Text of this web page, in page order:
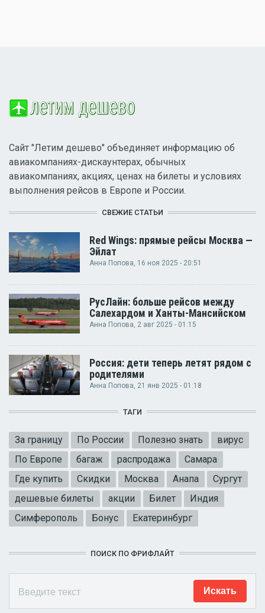
Сайт "Летим дешево" объединяет информацию об
авиакомпаниях-дискаунтерах, обычных
авиакомпаниях, акциях, ценах на билеты и условиях
выполнения рейсов в Европе и России.
СВЕЖИЕ СТАТЬИ
Red Wings: прямые рейсы Москва —
Эйлат
Анна Попова, 16 ноя 2025 - 20:51
РусЛайн: больше рейсов между
Салехардом и Ханты-Мансийском
Анна Попова , 2 авг 2025 - 01:15
Россия: дети теперь летят рядом с
родителями
Анна Попова, 21 янв 2025 - 01:18
ТАГИ
За границу По России Полезно знать
вирус
По Европе
багаж распродажа
Самара
Где купить
Скидки Москва Анапа
Сургут
дешевые билеты
акции Билет
Индия
Симферополь
Бонус Екатеринбург
ПОИСК ПО ФРИФЛАЙТ